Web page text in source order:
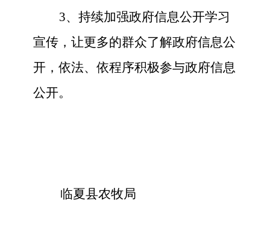
3、持续加强政府信息公开学习
宣传，让更多的群众了解政府信息公
开，依法、依程序积极参与政府信息
公开。
临夏县农牧局